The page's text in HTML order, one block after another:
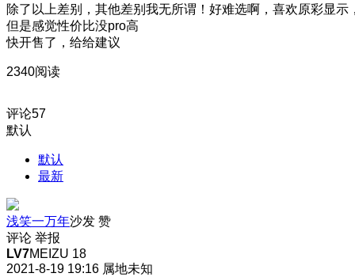
除了以上差别，其他差别我无所谓！好难选啊，喜欢原彩显示
但是感觉性价比没pro高
快开售了，给给建议
2340阅读
评论57
默认
默认
最新
浅笑一万年沙发 赞
评论 举报
LV7MEIZU 18
2021-8-19 19:16 属地未知